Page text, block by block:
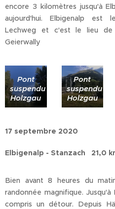
encore 3 kilomètres jusqu'à
aujourd'hui. Elbigenalp est
Lechweg et c'est le lieu de
Geierwally
Pont
suspendu
Holzgau
Pont
suspendu
Holzgau
17 septembre 2020
Elbigenalp - Stanzach 21,0
Bien avant 8 heures du
randonnée magnifique.
compris un détour. Depuis